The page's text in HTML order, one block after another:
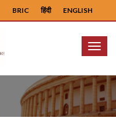
ENGLISH
हिंदी
BRIC
Menu